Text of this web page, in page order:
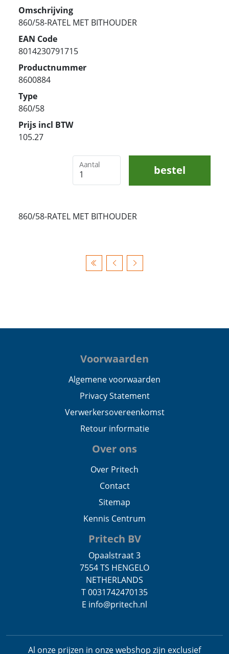
Omschrijving
860/58-RATEL MET BITHOUDER
EAN Code
8014230791715
Productnummer
8600884
Type
860/58
Prijs incl BTW
105.27
Aantal bestel
860/58-RATEL MET BITHOUDER
Voorwaarden
Algemene voorwaarden
Privacy Statement
Verwerkersovereenkomst
Retour informatie
Over ons
Over Pritech
Contact
Sitemap
Kennis Centrum
Pritech BV
Opaalstraat 3
7554 TS HENGELO
NETHERLANDS
T 0031742470135
E info@pritech.nl
Al onze prijzen in onze webshop zijn exclusief